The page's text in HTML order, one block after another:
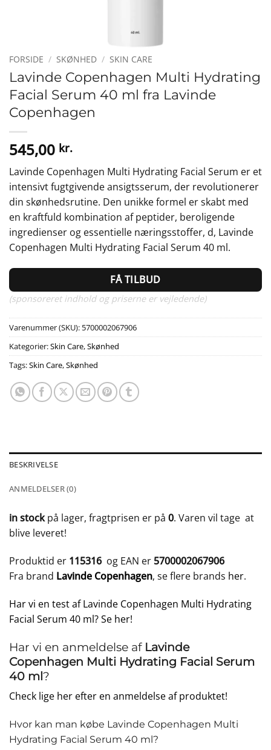
FORSIDE / SKØNHED / SKIN CARE
Lavinde Copenhagen Multi Hydrating
Facial Serum 40 ml fra Lavinde
Copenhagen
545,00 kr.
Lavinde Copenhagen Multi Hydrating Facial Serum er et
intensivt fugtgivende ansigtsserum, der revolutionerer
din skønhedsrutine. Den unikke formel er skabt med
en kraftfuld kombination af peptider, beroligende
ingredienser og essentielle næringsstoffer, d, Lavinde
Copenhagen Multi Hydrating Facial Serum 40 ml.
FÅ TILBUD
(sponsoreret indhold og priserne er vejledende)
Varenummer (SKU): 5700002067906
Kategorier:Skin Care,Skønhed
Tags:Skin Care,Skønhed
BESKRIVELSE
ANMELDELSER (0)
in stockpå lager, fragtprisen er på 0. Varen vil tage at
blive leveret!
Produktid er 115316 og EAN er 5700002067906
Fra brand Lavinde Copenhagen, se flere brands her.
Har vi en test af Lavinde Copenhagen Multi Hydrating
Facial Serum 40 ml? Se her!
Har vi en anmeldelse af Lavinde
Copenhagen Multi Hydrating Facial Serum
40 ml?
Check lige her efter en anmeldelse af produktet!
Hvor kan man købe Lavinde Copenhagen Multi
Hydrating Facial Serum 40 ml?